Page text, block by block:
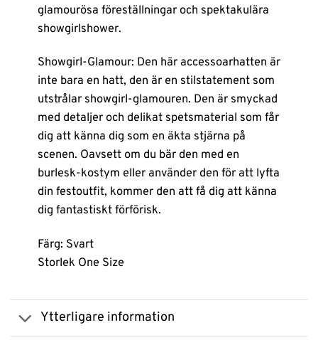
glamourösa föreställningar och spektakulära
showgirlshower.
Showgirl-Glamour: Den här accessoarhatten är
inte bara en hatt, den är en stilstatement som
utstrålar showgirl-glamouren. Den är smyckad
med detaljer och delikat spetsmaterial som får
dig att känna dig som en äkta stjärna på
scenen. Oavsett om du bär den med en
burlesk-kostym eller använder den för att lyfta
din festoutfit, kommer den att få dig att känna
dig fantastiskt förförisk.
Färg: Svart
Storlek One Size
Ytterligare information